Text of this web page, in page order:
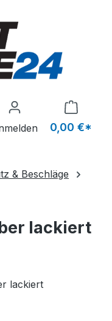
0 Produkte auf dem
0,00 €*
& Beschläge
lackiert